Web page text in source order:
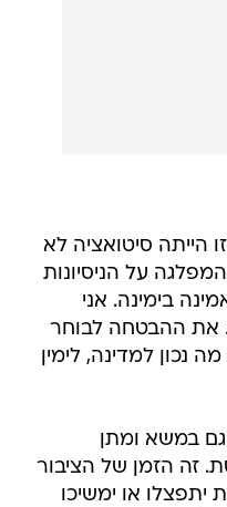
הייתה סיטואציה לא
על הניסיונות
בימינה. אני
את ההבטחה לבוחר
נכון למדינה, לימין
גם במשא ומתן
זה הזמן של הציבור
או ימשיכו